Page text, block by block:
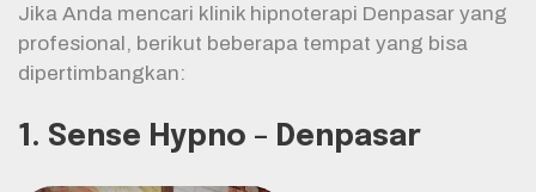
Jika Anda mencari klinik hipnoterapi Denpasar yang
profesional, berikut beberapa tempat yang bisa
dipertimbangkan:
1. Sense Hypno – Denpasar